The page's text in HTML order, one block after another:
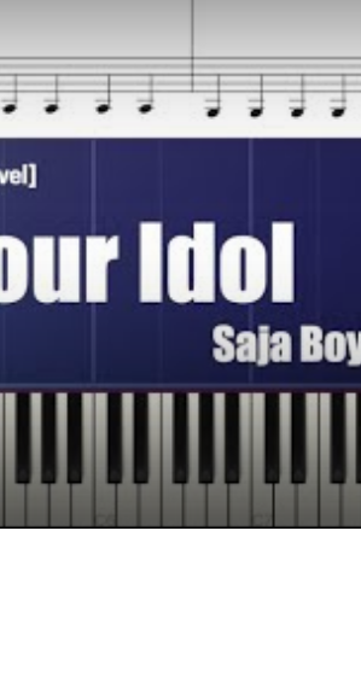
Hunters OST) (中級レベル) - Saja Boys